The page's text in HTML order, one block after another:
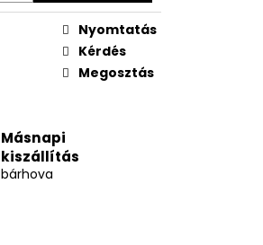
Nyomtatás
Kérdés
Megosztás
Másnapi
kiszállítás
bárhova